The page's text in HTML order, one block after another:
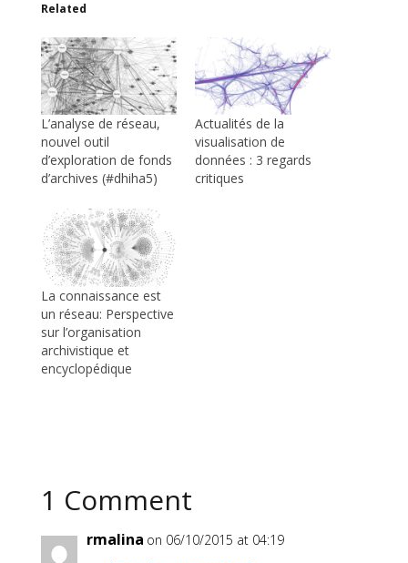
Related
L’analyse de réseau,
nouvel outil
d’exploration de fonds
d’archives (#dhiha5)
Actualités de la
visualisation de
données : 3 regards
critiques
La connaissance est
un réseau: Perspective
sur l’organisation
archivistique et
encyclopédique
1 Comment
rmalina on 06/10/2015 at 04:19